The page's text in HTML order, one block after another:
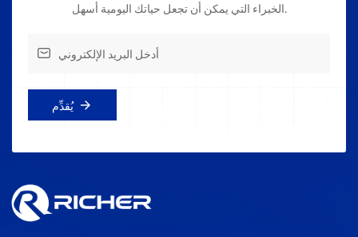
الخبراء التي يمكن أن تجعل حياتك اليومية أسهل.
يُقدِّم